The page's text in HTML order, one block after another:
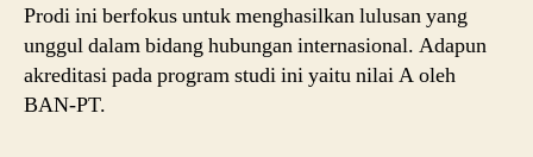
Prodi ini berfokus untuk menghasilkan lulusan yang
unggul dalam bidang hubungan internasional. Adapun
akreditasi pada program studi ini yaitu nilai A oleh
BAN-PT.